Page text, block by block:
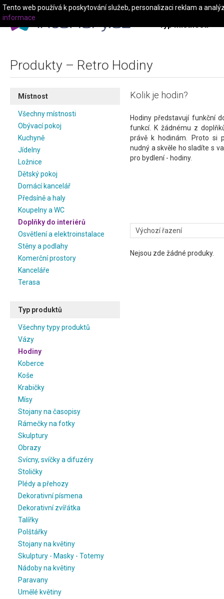
Typ místnosti
Produkty – Retro Hodiny
Místnost
Všechny místnosti
Obývací pokoj
Kuchyně
Jídelny
Ložnice
Dětský pokoj
Domácí kancelář
Předsíně a haly
Koupelny a WC
Doplňky do interiérů
Osvětlení a elektroinstalace
Stěny a podlahy
Komerční prostory
Kanceláře
Terasa
Typ produktů
Všechny typy produktů
Vázy
Hodiny
Koberce
Koše
Krabičky
Mísy
Stojany na časopisy
Rámečky na fotky
Skulptury
Obrazy
Svícny, svíčky a difuzéry
Stoličky
Plédy a přehozy
Dekorativní písmena
Dekorativní zvířátka
Talířky
Polštářky
Stojany na květiny
Skulptury - Masky - Totemy
Nádoby na květiny
Paravany
Umělé květiny
Kolik je hodin?
Hodiny představují funkční
funkcí. K žádnému z
právě k hodinám. Proto si
nudný a skvěle ho sladíte s
pro bydlení - hodiny.
Nejsou zde žádné produky.
Tento web používá k poskytování služeb, personalizaci reklam a
informace